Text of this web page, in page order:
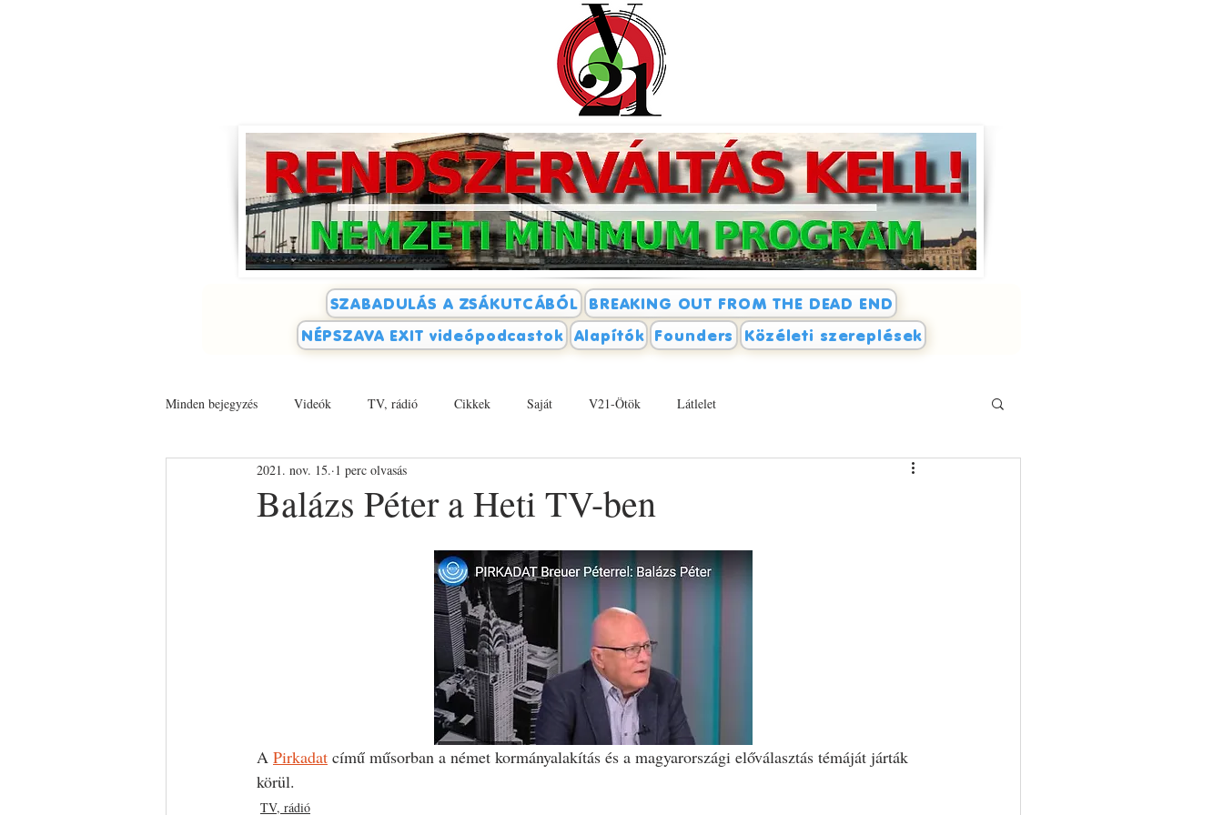
SZABADULÁS A ZSÁKUTCÁBÓL BREAKING OUT FROM THE DEAD END
NÉPSZAVA EXIT videópodcastok Alapítók Founders Közéleti szereplések
Minden bejegyzés Videók TV, rádió Cikkek Saját V21-Ötök Látlelet
Balázs Péter a Heti TV-ben
2021. nov. 15. 1 perc olvasás
A Pirkadat című műsorban a német kormányalakítás és a magyarországi előválasztás témáját járták
körül.
TV, rádió